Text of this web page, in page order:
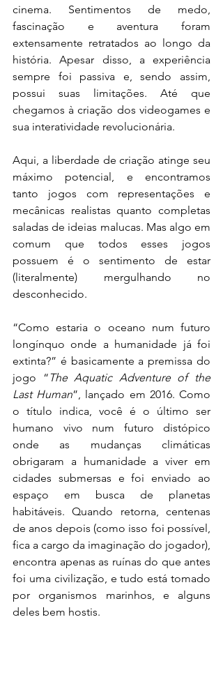
cinema. Sentimentos de medo,
fascinação e aventura foram
extensamente retratados ao longo da
história. Apesar disso, a experiência
sempre foi passiva e, sendo assim,
possui suas limitações. Até que
chegamos à criação dos videogames e
sua interatividade revolucionária.
Aqui, a liberdade de criação atinge seu
máximo potencial, e encontramos
tanto jogos com representações e
mecânicas realistas quanto completas
saladas de ideias malucas. Mas algo em
comum que todos esses jogos
possuem é o sentimento de estar
(literalmente) mergulhando no
desconhecido.
“Como estaria o oceano num futuro
longínquo onde a humanidade já foi
extinta?” é basicamente a premissa do
jogo “ The Aquatic Adventure of the
Last Human”, lançado em 2016. Como
o título indica, você é o último ser
humano vivo num futuro distópico
onde as mudanças climáticas
obrigaram a humanidade a viver em
cidades submersas e foi enviado ao
espaço em busca de planetas
habitáveis. Quando retorna, centenas
de anos depois (como isso foi possível,
fica a cargo da imaginação do jogador),
encontra apenas as ruínas do que antes
foi uma civilização, e tudo está tomado
por organismos marinhos, e alguns
deles bem hostis.